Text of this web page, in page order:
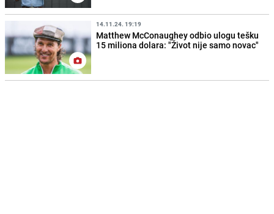
14.11.24. 19:19
Matthew McConaughey odbio ulogu tešku
15 miliona dolara: "Život nije samo novac"